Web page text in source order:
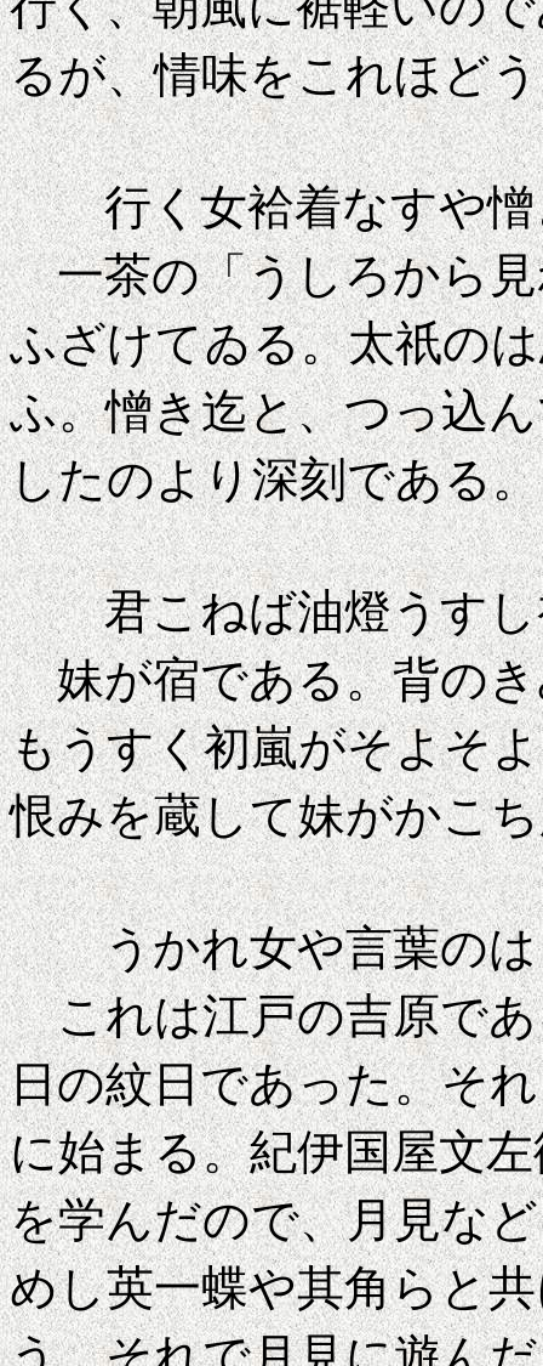
るが、情味をこれほど
行く女袷着な
一茶の「うしろから見
ふざけてゐる。太祇の
ふ。憎き迄と、つっ込
したのより深刻である。
君こねば油燈
妹が宿である。背のき
もうすく初嵐がそよそ
恨みを蔵して妹がかこ
うかれ女や言葉
これは江戸の吉原であ
日の紋日であった。そ
に始まる。紀伊国屋文
を学んだので、月見な
めし英一蝶や其角らと